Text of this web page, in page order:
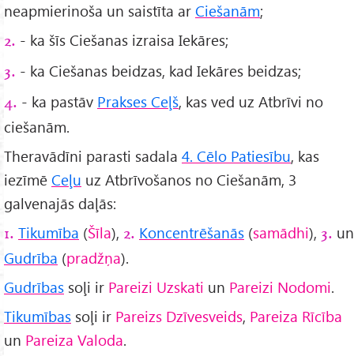
neapmierinoša un saistīta ar Ciešanām;
2. - ka šīs Ciešanas izraisa Iekāres;
3. - ka Ciešanas beidzas, kad Iekāres beidzas;
4. - ka pastāv Prakses Ceļš, kas ved uz Atbrīvi no
ciešanām.
Theravādīni parasti sadala 4. Cēlo Patiesību, kas
iezīmē Ceļu uz Atbrīvošanos no Ciešanām, 3
galvenajās daļās:
1. Tikumība (Šīla), 2. Koncentrēšanās (samādhi), 3. un
Gudrība (pradžņa).
Gudrības soļi ir Pareizi Uzskati un Pareizi Nodomi.
Tikumības soļi ir Pareizs Dzīvesveids, Pareiza Rīcība
un Pareiza Valoda.